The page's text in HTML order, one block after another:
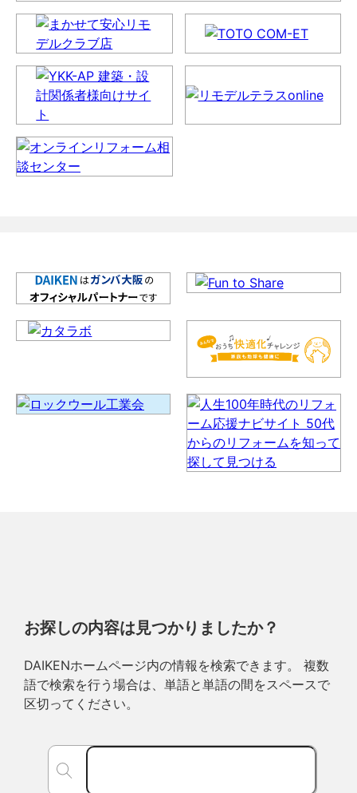
お探しの内容は見つかりましたか？
DAIKENホームページ内の情報を検索できます。 複数
語で検索を行う場合は、単語と単語の間をスペースで
区切ってください。